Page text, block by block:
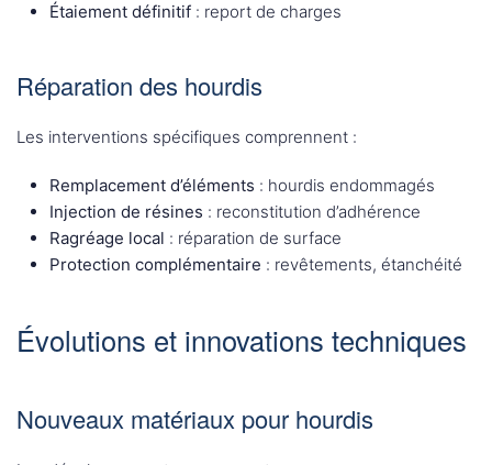
Étaiement définitif : report de charges
Réparation des hourdis
Les interventions spécifiques comprennent :
Remplacement d’éléments : hourdis endommagés
Injection de résines : reconstitution d’adhérence
Ragréage local : réparation de surface
Protection complémentaire : revêtements, étanchéité
Évolutions et innovations techniques
Nouveaux matériaux pour hourdis